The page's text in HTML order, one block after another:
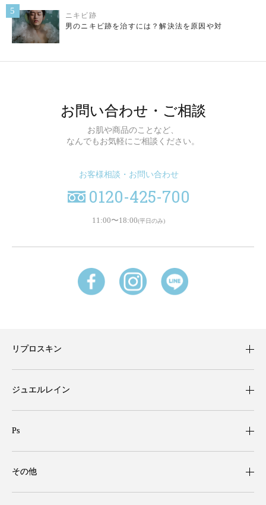
5
ニキビ跡
男のニキビ跡を治すには？解決法を原因や対
お問い合わせ・ご相談
お肌や商品のことなど、
なんでもお気軽にご相談ください。
お客様相談・お問い合わせ
0120-425-700
11:00〜18:00(平日のみ)
リプロスキン
ジュエルレイン
Ps
その他